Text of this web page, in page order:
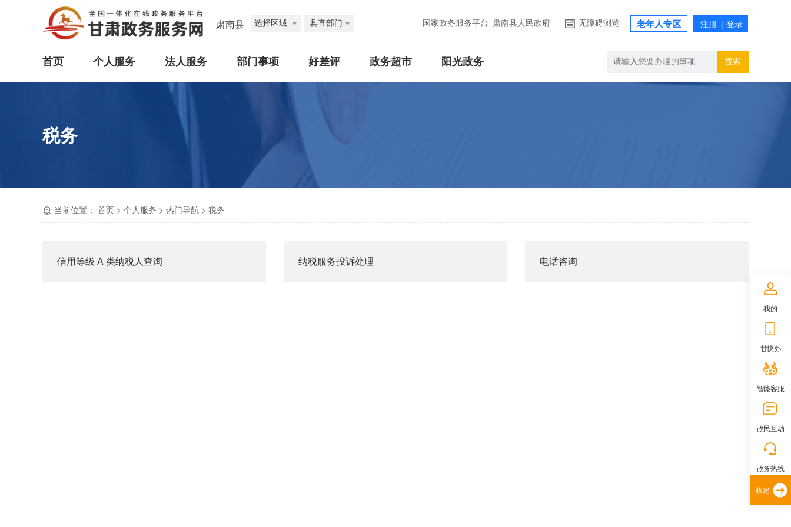
肃南县 选择区域 县直部门 国家政务服务平台 肃南县人民政府 无障碍浏览 老年人专区
首页 个人服务 法人服务 部门事项 好差评 政务超市 阳光政务 搜索
税务
当前位置： 首页 > 个人服务 > 热门导航 > 税务
信用等级 A 类纳税人查询 纳税服务投诉处理 电话咨询
我的
甘快办
智能客服
政民互动
政务热线
收起